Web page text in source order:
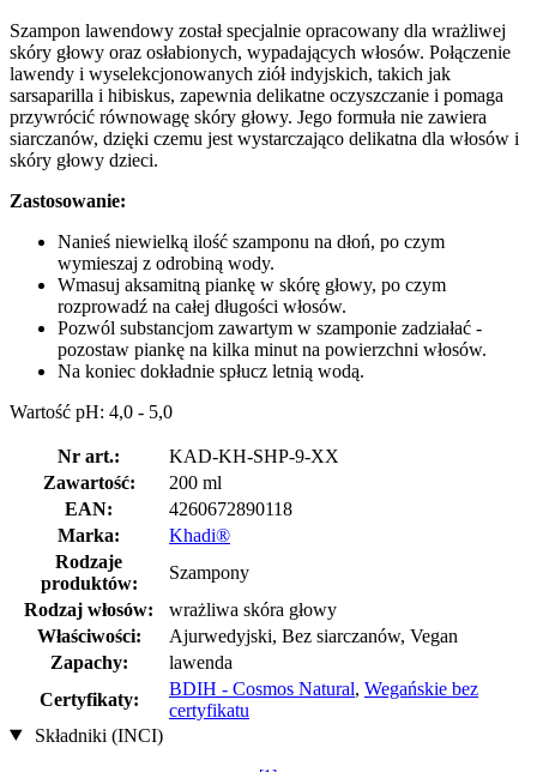
Szampon lawendowy został specjalnie opracowany dla wrażliwej
skóry głowy oraz osłabionych, wypadających włosów. Połączenie
lawendy i wyselekcjonowanych ziół indyjskich, takich jak
sarsaparilla i hibiskus, zapewnia delikatne oczyszczanie i pomaga
przywrócić równowagę skóry głowy. Jego formuła nie zawiera
siarczanów, dzięki czemu jest wystarczająco delikatna dla włosów i
skóry głowy dzieci.
Zastosowanie:
Nanieś niewielką ilość szamponu na dłoń, po czym
wymieszaj z odrobiną wody.
Wmasuj aksamitną piankę w skórę głowy, po czym
rozprowadź na całej długości włosów.
Pozwól substancjom zawartym w szamponie zadziałać -
pozostaw piankę na kilka minut na powierzchni włosów.
Na koniec dokładnie spłucz letnią wodą.
Wartość pH: 4,0 - 5,0
Nr art.:
KAD-KH-SHP-9-XX
Zawartość:
200 ml
EAN:
4260672890118
Marka:
Khadi®
Rodzaje
produktów:
Szampony
Rodzaj włosów:
wrażliwa skóra głowy
Właściwości:
Ajurwedyjski, Bez siarczanów, Vegan
Zapachy:
lawenda
Certyfikaty:
BDIH - Cosmos Natural, Wegańskie bez
certyfikatu
Składniki (INCI)